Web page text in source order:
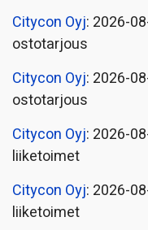
Citycon Oyj: 2026-
ostotarjous
Citycon Oyj: 2026-
ostotarjous
Citycon Oyj: 2026-
liiketoimet
Citycon Oyj: 2026-
liiketoimet